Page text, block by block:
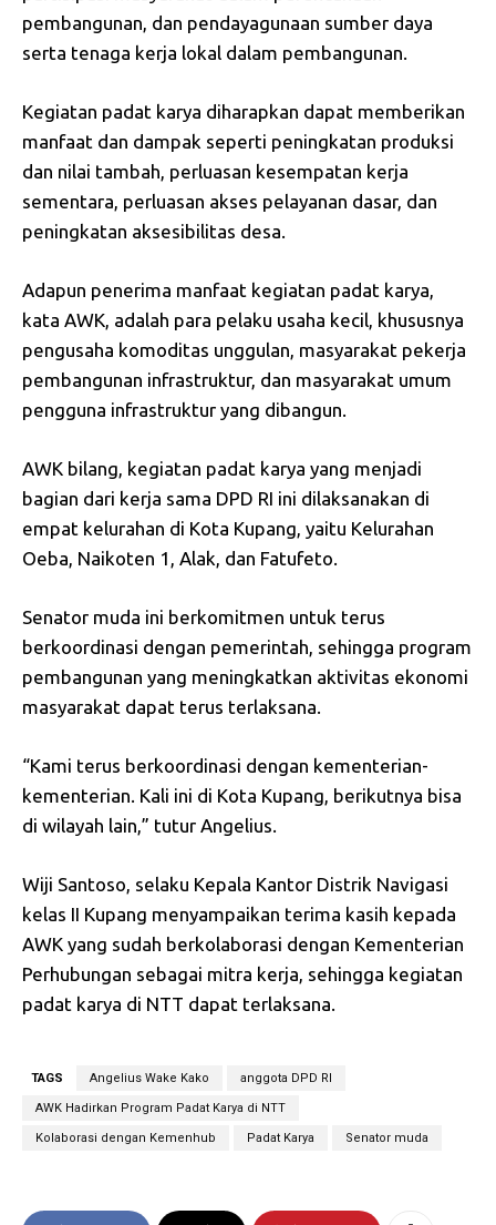
pembangunan, dan pendayagunaan sumber daya
serta tenaga kerja lokal dalam pembangunan.
Kegiatan padat karya diharapkan dapat memberikan
manfaat dan dampak seperti peningkatan produksi
dan nilai tambah, perluasan kesempatan kerja
sementara, perluasan akses pelayanan dasar, dan
peningkatan aksesibilitas desa.
Adapun penerima manfaat kegiatan padat karya,
kata AWK, adalah para pelaku usaha kecil, khususnya
pengusaha komoditas unggulan, masyarakat pekerja
pembangunan infrastruktur, dan masyarakat umum
pengguna infrastruktur yang dibangun.
AWK bilang, kegiatan padat karya yang menjadi
bagian dari kerja sama DPD RI ini dilaksanakan di
empat kelurahan di Kota Kupang, yaitu Kelurahan
Oeba, Naikoten 1, Alak, dan Fatufeto.
Senator muda ini berkomitmen untuk terus
berkoordinasi dengan pemerintah, sehingga program
pembangunan yang meningkatkan aktivitas ekonomi
masyarakat dapat terus terlaksana.
“Kami terus berkoordinasi dengan kementerian-
kementerian. Kali ini di Kota Kupang, berikutnya bisa
di wilayah lain,” tutur Angelius.
Wiji Santoso, selaku Kepala Kantor Distrik Navigasi
kelas II Kupang menyampaikan terima kasih kepada
AWK yang sudah berkolaborasi dengan Kementerian
Perhubungan sebagai mitra kerja, sehingga kegiatan
padat karya di NTT dapat terlaksana.
TAGS Angelius Wake Kako anggota DPD RI
AWK Hadirkan Program Padat Karya di NTT
Kolaborasi dengan Kemenhub Padat Karya Senator muda